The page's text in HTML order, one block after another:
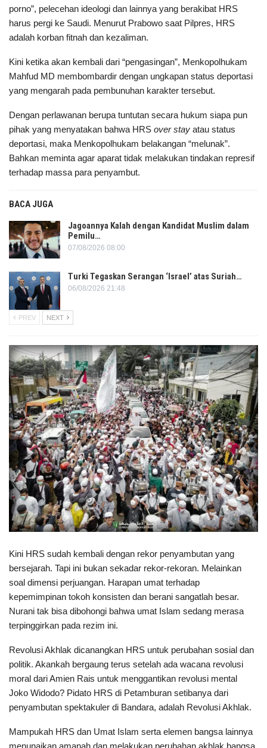
porno”, pelecehan ideologi dan lainnya yang berakibat HRS
harus pergi ke Saudi. Menurut Prabowo saat Pilpres, HRS
adalah korban fitnah dan kezaliman.
Kini ketika akan kembali dari “pengasingan”, Menkopolhukam
Mahfud MD membombardir dengan ungkapan status deportasi
yang mengarah pada pembunuhan karakter tersebut.
Dengan perlawanan berupa tuntutan secara hukum siapa pun
pihak yang menyatakan bahwa HRS over stay atau status
deportasi, maka Menkopolhukam belakangan “melunak”.
Bahkan meminta agar aparat tidak melakukan tindakan represif
terhadap massa para penyambut.
BACA JUGA
Jagoannya Kalah dengan Kandidat Muslim dalam
Pemilu…
07/08/2026 08:00
Turki Tegaskan Serangan ‘Israel’ atas Suriah…
06/08/2026 21:48
PREV NEXT
Kini HRS sudah kembali dengan rekor penyambutan yang
bersejarah. Tapi ini bukan sekadar rekor-rekoran. Melainkan
soal dimensi perjuangan. Harapan umat terhadap
kepemimpinan tokoh konsisten dan berani sangatlah besar.
Nurani tak bisa dibohongi bahwa umat Islam sedang merasa
terpinggirkan pada rezim ini.
Revolusi Akhlak dicanangkan HRS untuk perubahan sosial dan
politik. Akankah bergaung terus setelah ada wacana revolusi
moral dari Amien Rais untuk menggantikan revolusi mental
Joko Widodo? Pidato HRS di Petamburan setibanya dari
penyambutan spektakuler di Bandara, adalah Revolusi Akhlak.
Mampukah HRS dan Umat Islam serta elemen bangsa lainnya